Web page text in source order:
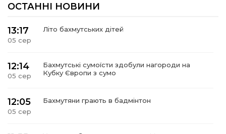
ОСТАННІ НОВИНИ
13:17
05 сер
Літо бахмутських дітей
12:14
05 сер
Бахмутські сумоїсти здобули нагороди на
Кубку Європи з сумо
12:05
05 сер
Бахмутяни грають в бадмінтон